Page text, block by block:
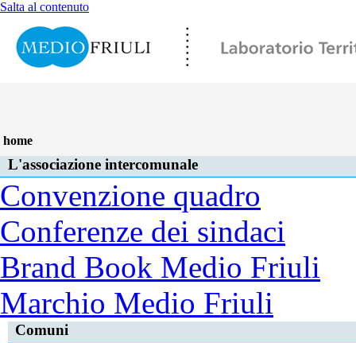
Salta al contenuto
home
L'associazione intercomunale
Convenzione quadro
Conferenze dei sindaci
Brand Book Medio Friuli
Marchio Medio Friuli
Comuni